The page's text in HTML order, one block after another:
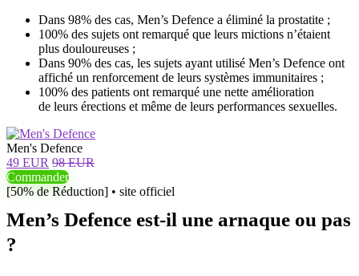
Dans 98% des cas, Men’s Defence a éliminé la prostatite ;
100% des sujets ont remarqué que leurs mictions n’étaient
plus douloureuses ;
Dans 90% des cas, les sujets ayant utilisé Men’s Defence ont
affiché un renforcement de leurs systèmes immunitaires ;
100% des patients ont remarqué une nette amélioration
de leurs érections et même de leurs performances sexuelles.
Men's Defence
49 EUR 98 EUR
Commander
[50% de Réduction] • site officiel
Men’s Defence est-il une arnaque ou pas
?